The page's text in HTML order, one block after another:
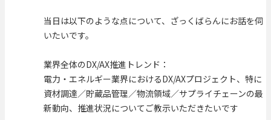
当日は以下のような点について、ざっくばらんにお話を伺
いたいです。
業界全体のDX/AX推進トレンド：
電力・エネルギー業界におけるDX/AXプロジェクト、特に
資材調達／貯蔵品管理／物流領域／サプライチェーンの最
新動向、推進状況についてご教示いただきたいです